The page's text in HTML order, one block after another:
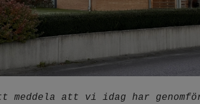
meddela att vi idag har